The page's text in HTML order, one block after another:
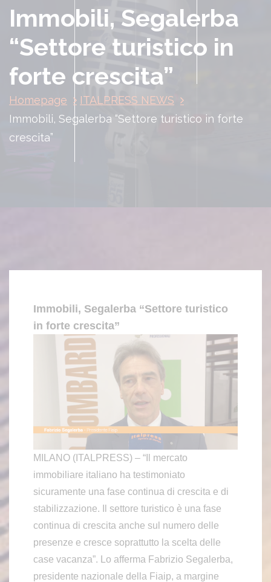
Immobili, Segalerba
“Settore turistico in
forte crescita”
Homepage
ITALPRESS NEWS
Immobili, Segalerba “Settore turistico in forte
crescita”
Immobili, Segalerba “Settore turistico
in forte crescita”
MILANO (ITALPRESS) – “Il mercato
immobiliare italiano ha testimoniato
sicuramente una fase continua di crescita e di
stabilizzazione. Il settore turistico è una fase
continua di crescita anche sul numero delle
presenze e cresce soprattutto la scelta delle
case vacanza”. Lo afferma Fabrizio Segalerba,
presidente nazionale della Fiaip, a margine